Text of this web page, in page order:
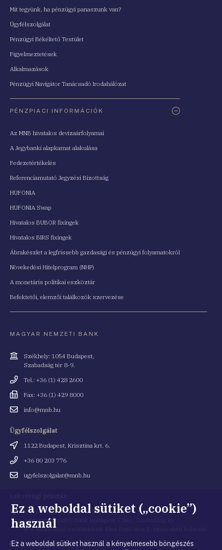
Mit tegyünk, ha pénzügyi panaszunk van?
Ügyfélszolgálat
Pénzügyi Békéltető Testület
Figyelmeztetések
Alkalmazások
Pénzügyi Navigátor Tanácsadó Irodahálózat
PÉNZPIACI INFORMÁCIÓK
Az MNB hivatalos devizaárfolyamai
A Jegybanki alapkamat alakulása
Fedezetértékelés
Referenciamutató Jegyzési Bizottság
HUFONIA
HUFONIA Swap
Hivatalos BUBOR fixingek
Hivatalos BIRS fixingek
Ábrakészlet a legfrissebb gazdasági és pénzügyi folyamatokról
Növekedési Hitelprogram (NHP)
A monetáris politikai eszköztár
Befektetői, elemzői találkozók szervezése
MAGYAR NEMZETI BANK
Cím
Székhely: 1054 Budapest,
Szabadság tér 8-9.
Telefonszám
Tel.: +36 (1) 428 2600
Fax
Fax: +36 (1) 429 8000
Emailinfo@mnb.hu
Ügyfélszolgálat
Cím
1122 Budapest, Krisztina krt. 6.
Telefonszám
+36 80 203 776
Emailugyfelszolgalat@mnb.hu
Cím 1054 Budapest, Kiss Ernő utca 1.
(a Magyar Nemzeti Bank Budapest V. ker., Szabadság tér
8-9. szám alatti székházának Kiss Ernő utca 1. szám alatti bejárata)
Email penztar@mnb.hu
Ez a weboldal sütiket („cookie”)
használ
Ez a weboldal sütiket használ a kényelmesebb böngészés